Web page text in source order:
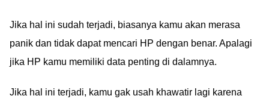
Jika hal ini sudah terjadi, biasanya kamu akan merasa
panik dan tidak dapat mencari HP dengan benar. Apalagi
jika HP kamu memiliki data penting di dalamnya.
Jika hal ini terjadi, kamu gak usah khawatir lagi karena